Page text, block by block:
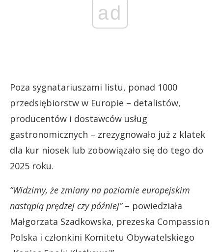
ad
Poza sygnatariuszami listu, ponad 1000
przedsiębiorstw w Europie – detalistów,
producentów i dostawców usług
gastronomicznych – zrezygnowało już z klatek
dla kur niosek lub zobowiązało się do tego do
2025 roku.
“Widzimy, że zmiany na poziomie europejskim
nastąpią prędzej czy później”– powiedziała
Małgorzata Szadkowska, prezeska Compassion
Polska i członkini Komitetu Obywatelskiego